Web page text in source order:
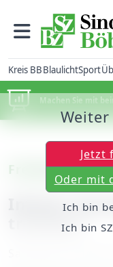
Kreis BBBlaulichtSport
Machen Sie mit
Freizeitsport
Immer
trainiert
Samstag, 28.
Jetzt
Oder mit
Ich bin
Ich bin